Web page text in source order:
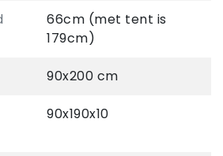
66cm (met tent is
179cm)
90x200 cm
90x190x10